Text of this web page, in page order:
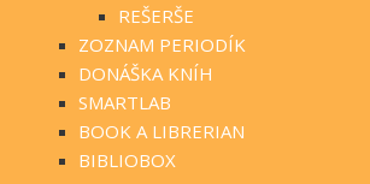
REŠERŠE
ZOZNAM PERIODÍK
DONÁŠKA KNÍH
SMARTLAB
BOOK A LIBRERIAN
BIBLIOBOX